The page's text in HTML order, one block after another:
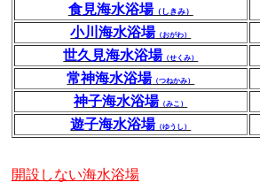
食見海水浴場（しきみ）
小川海水浴場 （おがわ）
世久見海水浴場 （せくみ）
常神海水浴場 （つねかみ）
神子海水浴場 （みこ）
遊子海水浴場 （ゆうし）
開設しない海水浴場